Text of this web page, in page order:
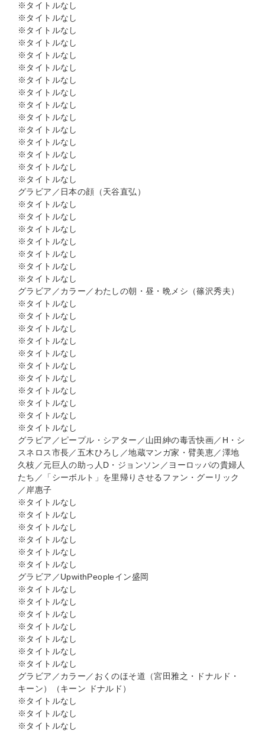
※タイトルなし
※タイトルなし
※タイトルなし
※タイトルなし
※タイトルなし
※タイトルなし
※タイトルなし
※タイトルなし
※タイトルなし
※タイトルなし
※タイトルなし
※タイトルなし
※タイトルなし
※タイトルなし
※タイトルなし
グラビア／日本の顔（天谷直弘）
※タイトルなし
※タイトルなし
※タイトルなし
※タイトルなし
※タイトルなし
※タイトルなし
※タイトルなし
グラビア／カラー／わたしの朝・昼・晩メシ（篠沢秀夫）
※タイトルなし
※タイトルなし
※タイトルなし
※タイトルなし
※タイトルなし
※タイトルなし
※タイトルなし
※タイトルなし
※タイトルなし
※タイトルなし
※タイトルなし
グラビア／ピープル・シアター／山田紳の毒舌快画／H・シ
スネロス市長／五木ひろし／地蔵マンガ家・臂美恵／澤地
久枝／元巨人の助っ人D・ジョンソン／ヨーロッパの貴婦人
たち／「シーボルト」を里帰りさせるファン・グーリック
／岸惠子
※タイトルなし
※タイトルなし
※タイトルなし
※タイトルなし
※タイトルなし
※タイトルなし
グラビア／UpwithPeopleイン盛岡
※タイトルなし
※タイトルなし
※タイトルなし
※タイトルなし
※タイトルなし
※タイトルなし
※タイトルなし
グラビア／カラー／おくのほそ道（宮田雅之・ドナルド・
キーン）（キーン ドナルド）
※タイトルなし
※タイトルなし
※タイトルなし